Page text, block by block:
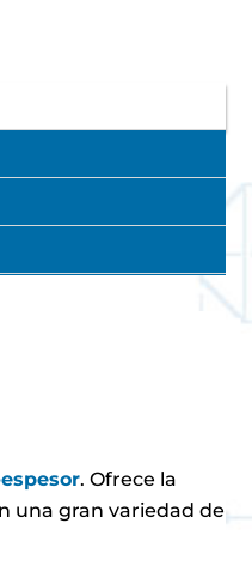
. Ofrece la
una gran variedad de